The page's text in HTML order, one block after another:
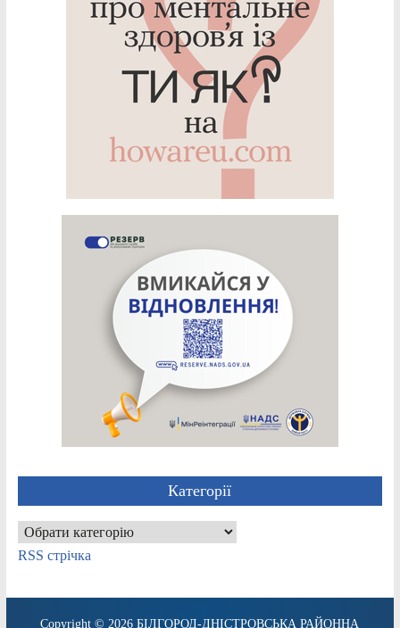
Категорії
Категорії
RSS стрічка
Copyright © 2026БІЛГОРОД-ДНІСТРОВСЬКА РАЙОННА